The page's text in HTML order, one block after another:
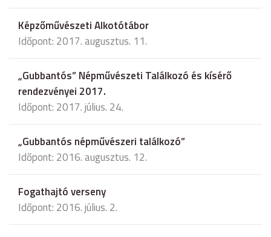
Képzőművészeti Alkotótábor
Időpont: 2017. augusztus. 11.
„Gubbantós” Népművészeti Találkozó és kísérő
rendezvényei 2017.
Időpont: 2017. július. 24.
„Gubbantós népművészeri találkozó”
Időpont: 2016. augusztus. 12.
Fogathajtó verseny
Időpont: 2016. július. 2.